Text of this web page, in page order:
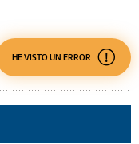
HE VISTO UN ERROR